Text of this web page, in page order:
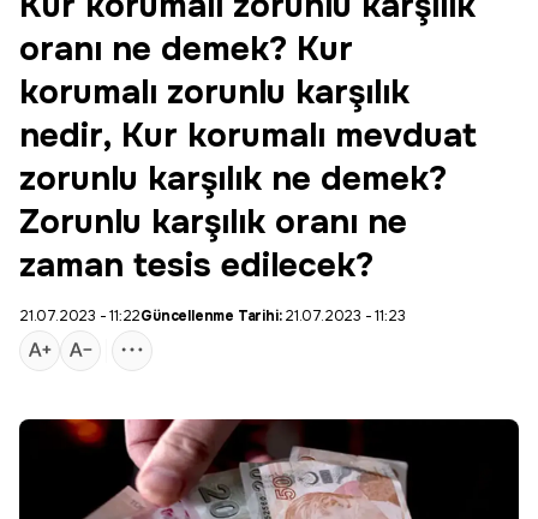
oranı ne demek? Kur
korumalı zorunlu karşılık
nedir, Kur korumalı mevduat
zorunlu karşılık ne demek?
Zorunlu karşılık oranı ne
zaman tesis edilecek?
21.07.2023 - 11:22Güncellenme Tarihi:21.07.2023 - 11:23